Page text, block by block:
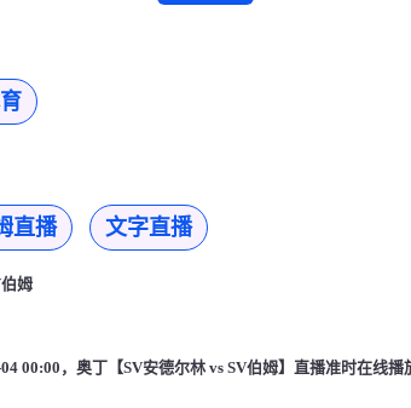
直播 文字直播
姆
00:00，奥丁【SV安德尔林 vs SV伯姆】直播准时在线